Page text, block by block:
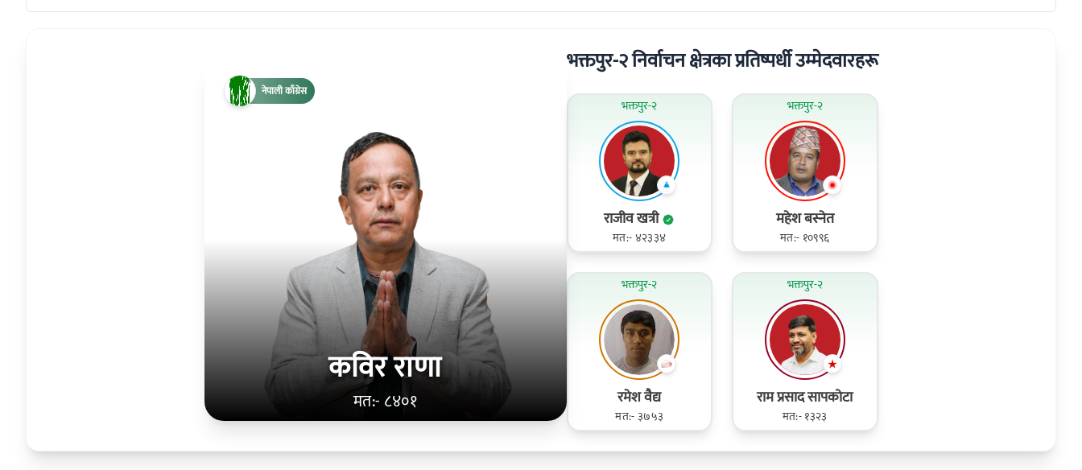
कविर राणा
मत:- ८४०१
नेपाली काँग्रेस
भक्तपुर-२ निर्वाचन क्षेत्रका प्रतिष्पर्धी उम्मेदवारहरू
भक्तपुर-२
राजीव खत्री
मत:- ४२३३४
भक्तपुर-२
महेश बस्नेत
मत:- १०९९६
भक्तपुर-२
रमेश व‌ैद्य
मत:- ३७५३
भक्तपुर-२
राम प्रसाद सापकोटा
मत:- १३२३